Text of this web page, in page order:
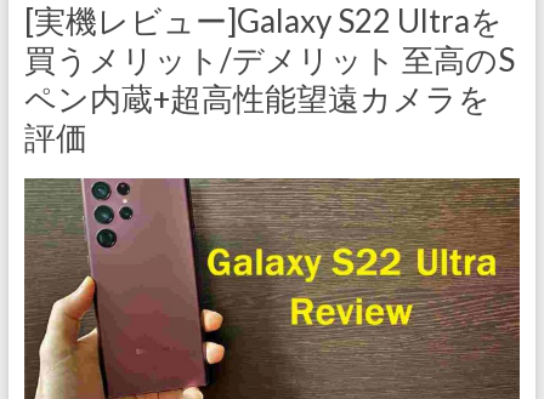
サイ
ト
[実機レビュー]Galaxy S22 Ultraを
買うメリット/デメリット 至高のS
ペン内蔵+超高性能望遠カメラを
評価